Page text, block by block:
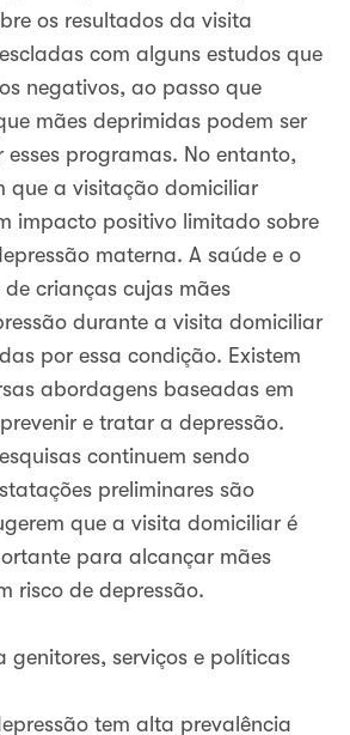
os resultados da visita
com alguns estudos que
negativos, ao passo que
mães deprimidas podem ser
programas. No entanto,
que a visitação domiciliar
impacto positivo limitado sobre
materna. A saúde e o
crianças cujas mães
durante a visita domiciliar
por essa condição. Existem
abordagens baseadas em
e tratar a depressão.
continuem sendo
preliminares são
que a visita domiciliar é
para alcançar mães
risco de depressão.
genitores, serviços e políticas
tem alta prevalência